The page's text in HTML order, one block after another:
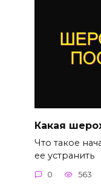
Какая
Что такое
ее устранить
0 563